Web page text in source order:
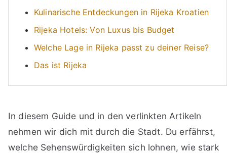
Kulinarische Entdeckungen in Rijeka Kroatien
Rijeka Hotels: Von Luxus bis Budget
Welche Lage in Rijeka passt zu deiner Reise?
Das ist Rijeka
In diesem Guide und in den verlinkten Artikeln
nehmen wir dich mit durch die Stadt. Du erfährst,
welche Sehenswürdigkeiten sich lohnen, wie stark